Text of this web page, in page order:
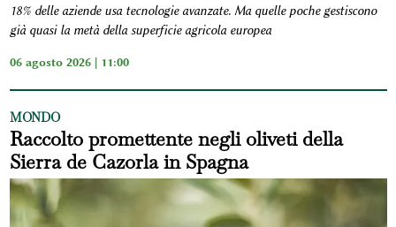
18% delle aziende usa tecnologie avanzate. Ma quelle poche gestiscono
già quasi la metà della superficie agricola europea
06 agosto 2026 | 11:00
MONDO
Raccolto promettente negli oliveti della
Sierra de Cazorla in Spagna